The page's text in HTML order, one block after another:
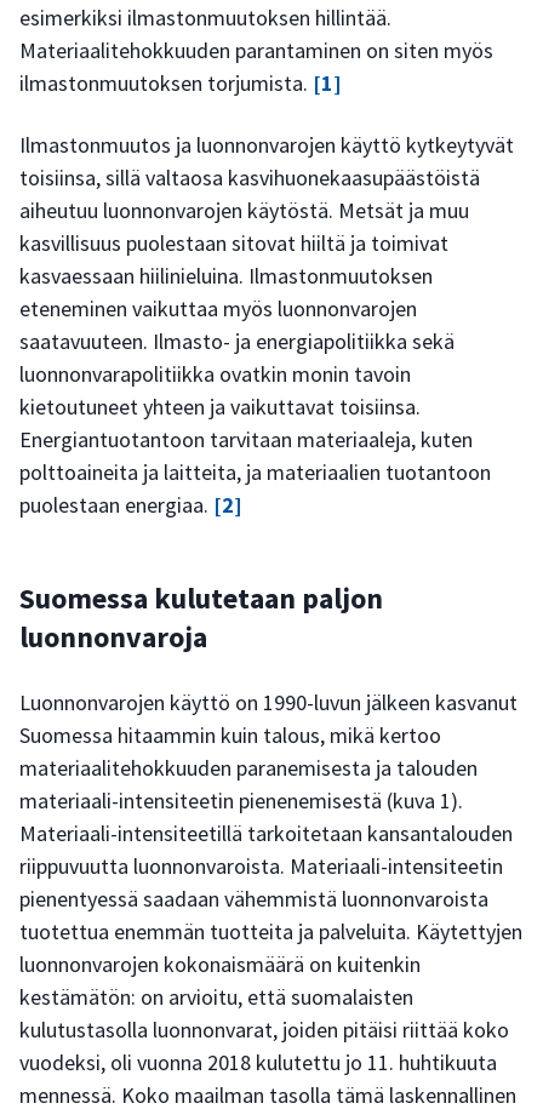
esimerkiksi ilmastonmuutoksen hillintää.
Materiaalitehokkuuden parantaminen on siten myös
ilmastonmuutoksen torjumista. [1]
Ilmastonmuutos ja luonnonvarojen käyttö kytkeytyvät
toisiinsa, sillä valtaosa kasvihuonekaasupäästöistä
aiheutuu luonnonvarojen käytöstä. Metsät ja muu
kasvillisuus puolestaan sitovat hiiltä ja toimivat
kasvaessaan hiilinieluina. Ilmastonmuutoksen
eteneminen vaikuttaa myös luonnonvarojen
saatavuuteen. Ilmasto- ja energiapolitiikka sekä
luonnonvarapolitiikka ovatkin monin tavoin
kietoutuneet yhteen ja vaikuttavat toisiinsa.
Energiantuotantoon tarvitaan materiaaleja, kuten
polttoaineita ja laitteita, ja materiaalien tuotantoon
puolestaan energiaa. [2]
Suomessa kulutetaan paljon
luonnonvaroja
Luonnonvarojen käyttö on 1990-luvun jälkeen kasvanut
Suomessa hitaammin kuin talous, mikä kertoo
materiaalitehokkuuden paranemisesta ja talouden
materiaali-intensiteetin pienenemisestä (kuva 1).
Materiaali-intensiteetillä tarkoitetaan kansantalouden
riippuvuutta luonnonvaroista. Materiaali-intensiteetin
pienentyessä saadaan vähemmistä luonnonvaroista
tuotettua enemmän tuotteita ja palveluita. Käytettyjen
luonnonvarojen kokonaismäärä on kuitenkin
kestämätön: on arvioitu, että suomalaisten
kulutustasolla luonnonvarat, joiden pitäisi riittää koko
vuodeksi, oli vuonna 2018 kulutettu jo 11. huhtikuuta
mennessä. Koko maailman tasolla tämä laskennallinen